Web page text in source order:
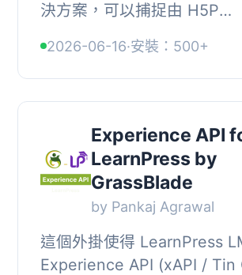
決方案，可以捕捉由 H5P
xAPI statement。它允許您
的）xAPI 屬性存儲在W...
2026-06-16·安裝：500+
Experience API
LearnPress by
GrassBlade
by Pankaj Agrawal
這個外掛使得 LearnPress
Experience API (xAPI / Tin